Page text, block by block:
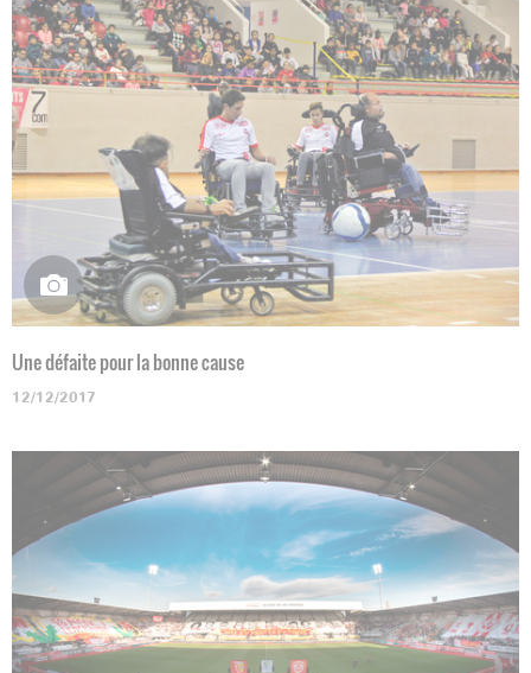
Une défaite pour la bonne cause
12/12/2017